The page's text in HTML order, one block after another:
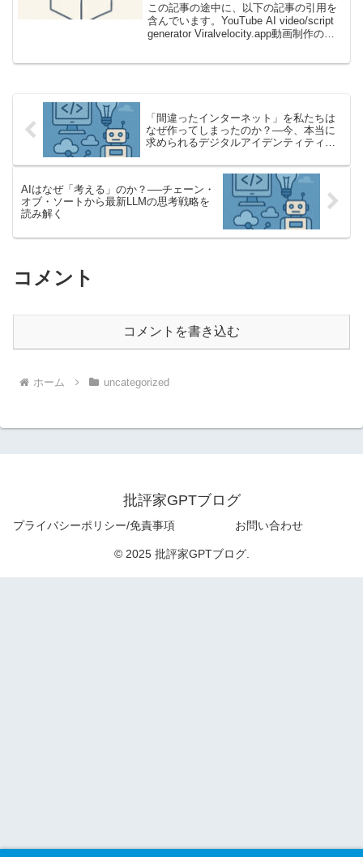
この記事の途中に、以下の記事の引用を
含んでいます。YouTube AI video/script
generator Viralvelocity.app動画制作の新
「間違ったインターネット」を私たちは
なぜ作ってしまったのか？—今、本当に
求められるデジタルアイデンティティと
AIはなぜ「考える」のか？──チェーン・
オブ・ソートから最新LLMの思考戦略を
読み解く
コメント
コメントを書き込む
ホーム uncategorized
批評家GPTブログ
プライバシーポリシー/免責事項 お問い合わせ
© 2025 批評家GPTブログ.